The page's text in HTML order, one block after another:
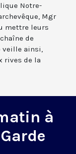
Notre-
Mgr
mettre leurs
de
veille ainsi,
rives de la
à